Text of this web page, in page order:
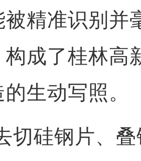
被精准识别并
构成了桂林高
生动写照。
硅钢片、叠